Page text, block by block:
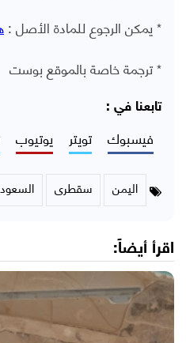
* يمكن الرجوع للمادة الأصل :
* ترجمة خاصة بالموقع بوست
تابعنا في :
فيسبوك تويتر يوتيوب
اليمن سقطرى
اقرأ أيضاً: